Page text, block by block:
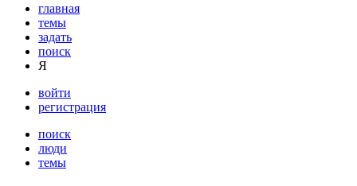
главная
темы
задать
поиск
Я
войти
регистрация
поиск
люди
темы